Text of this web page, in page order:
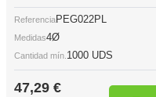
ReferenciaPEG022PL
Medidas4Ø
Cantidad mín. 1000 UDS
47,29 €